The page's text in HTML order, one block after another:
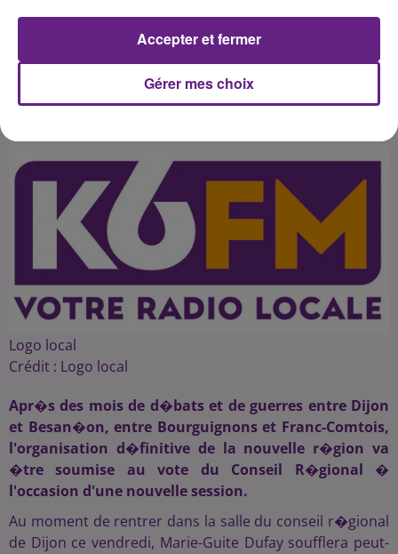
pouvoir maintenant avancer sur
Publié : 24 juin 2016 à 1h08 par 45
Logo local
Crédit : Logo local
Apr�s des mois de d�bats et de guerres entre Dijon
et Besan�on, entre Bourguignons et Franc-Comtois,
l'organisation d�finitive de la nouvelle r�gion va
�tre soumise au vote du Conseil R�gional �
l'occasion d'une nouvelle session.
Au moment de rentrer dans la salle du conseil r�gional
de Dijon ce vendredi, Marie-Guite Dufay soufflera peut-
Gérer mes choix
Accepter et fermer